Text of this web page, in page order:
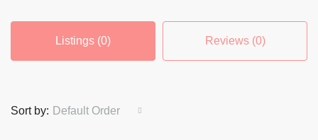
Listings (0) Reviews (0)
Sort by: Default Order